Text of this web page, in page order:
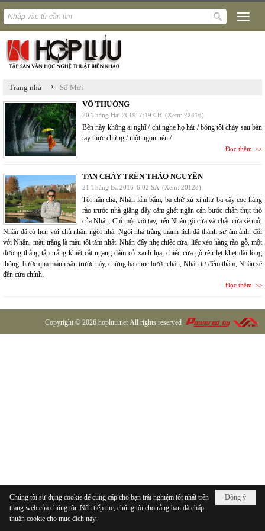
Trang nhà ›
Số Mới
VÔ THƯỜNG
20 Tháng Hai 2019 7:19 CH (Xem: 22416)
Bên này không ai nghĩ / chỉ nghe họ hát / bóng tôi chảy sau bàn
tay thực chứng / một ngọn nến /
Đọc thêm
TAN CHẢY TRÊN THẢO NGUYÊN
21 Tháng Ba 2016 6:02 SA (Xem: 20128)
Tôi hận cha, Nhân lẩm bẩm, ba chữ xù xì như ba cây cọc hàng
rào trước nhà giăng đầy căm ghét ngăn cản bước chân thụt thò
của Nhân. Chỉ một với tay, nếu Nhân gõ cửa và chắc cửa sẽ mở,
Nhân đã có hẹn với chủ nhân ngôi nhà. Ngôi nhà trắng thanh lịch đã thành sự ám ảnh, đối
với Nhân, màu trắng là màu tối tăm nhất. Nhân đẩy nhẹ chiếc cửa, liếc xéo hàng rào gỗ, một
đường thẳng tắp trắng khiết cắt ngang đám cỏ xanh lụa, chiếc cửa gỗ rên lẹt khẹt dài lõng
thõng, bước qua mảnh sân trước này, chừng ba chục bước chân, Nhân tự đếm thầm, Nhân sẽ
đến cửa chính.
Đọc thêm
Copyright © 2026 hopluu.net All rights reserved
Đồng ý
Chúng tôi sử dụng cookie để cung cấp cho bạn trải nghiệm tốt nhất trên
trang web của chúng tôi. Nếu tiếp tục, chúng tôi cho rằng bạn đã chấp
thuận cookie cho mục đích này.